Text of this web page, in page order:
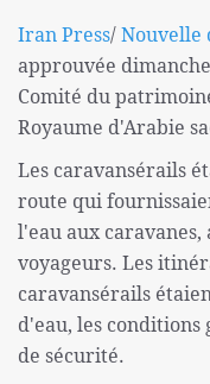
Iran Press/Nouvelle
approuvée
Comité du
Royaume d'Arabie
Les caravansérails
route qui
l'eau aux
voyageurs. Les
caravansérails
d'eau, les
de sécurité.